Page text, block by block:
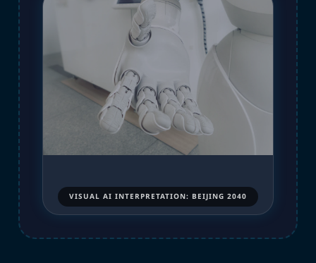
VISUAL AI INTERPRETATION: BEIJING 2040